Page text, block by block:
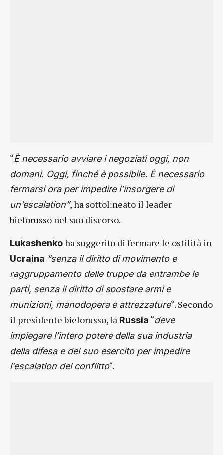
“È necessario avviare i negoziati oggi, non
domani. Oggi, finché è possibile. È necessario
fermarsi ora per impedire l’insorgere di
un’escalation”, ha sottolineato il leader
bielorusso nel suo discorso.
Lukashenkoha suggerito di fermare le ostilità in
Ucraina “senza il diritto di movimento e
raggruppamento delle truppe da entrambe le
parti, senza il diritto di spostare armi e
munizioni, manodopera e attrezzature“. Secondo
il presidente bielorusso, la Russia “deve
impiegare l’intero potere della sua industria
della difesa e del suo esercito per impedire
l’escalation del conflitto“.